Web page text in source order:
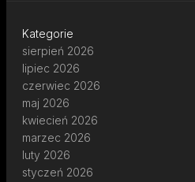
Kategorie
sierpień 2026
lipiec 2026
czerwiec 2026
maj 2026
kwiecień 2026
marzec 2026
luty 2026
styczeń 2026